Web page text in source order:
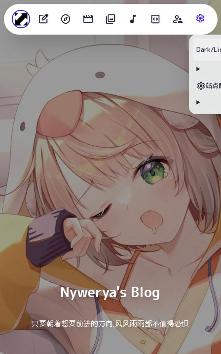
Nywerya's Blog
只要朝着想要前进的方向,风风雨雨都不值得恐惧
Dark/
站点
目录
无可用标题